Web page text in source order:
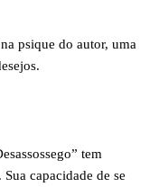
psique do autor, uma
tem
capacidade de se